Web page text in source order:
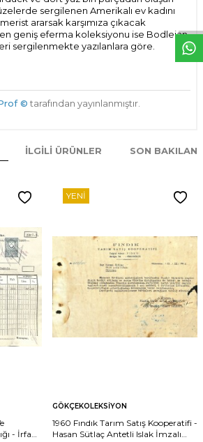
sergilenen Amerikalı ev kadını
ararsak karşımıza çıkacak
geniş eferma koleksiyonu ise Bodleian
sergilenmekte yazılanlara göre.
© tarafından yayınlanmıştır.
İLGILI ÜRÜNLER SON
- İrfan
YENI
GÖKÇEKOLEKSIYON
1960 Fındık Tarım Satış Kooperatifi -
Hasan Sütlaç Antetli Islak İmzalı